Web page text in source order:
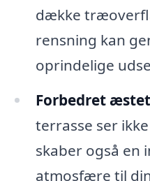
dække
rensning kan
oprindelige
Forbedret
terrasse ser
skaber også en
atmosfære til